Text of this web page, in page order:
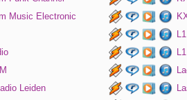
Music Electronic
Leiden